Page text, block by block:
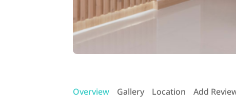
Overview Gallery Location Add